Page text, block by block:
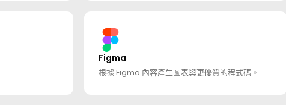
Figma
根據 Figma 內容產生圖表與更優質的程式碼。